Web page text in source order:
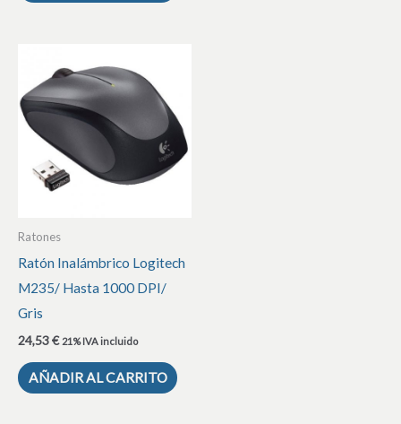
Ratones
Ratón Inalámbrico Logitech
M235/ Hasta 1000 DPI/
Gris
24,53€ 21% IVA incluido
AÑADIR AL CARRITO